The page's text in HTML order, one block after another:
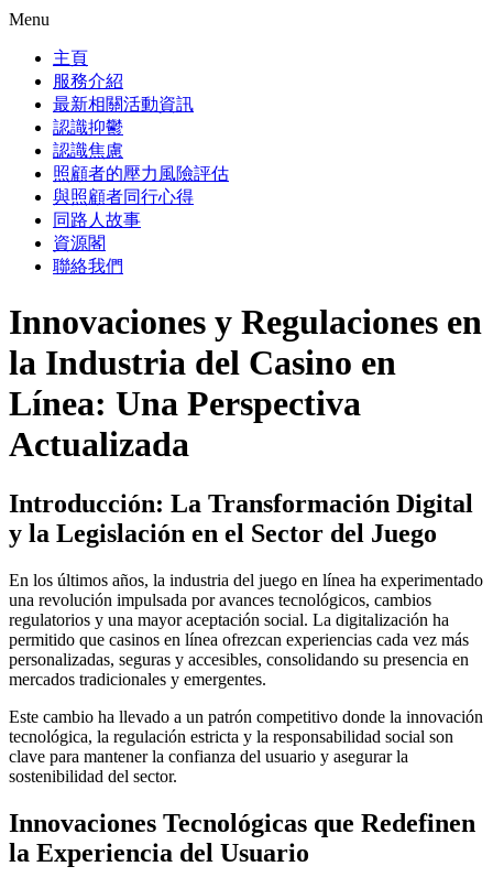
Menu
主頁
服務介紹
最新相關活動資訊
認識抑鬱
認識焦慮
照顧者的壓力風險評估
與照顧者同行心得
同路人故事
資源閣
聯絡我們
Innovaciones y Regulaciones en
la Industria del Casino en
Línea: Una Perspectiva
Actualizada
Introducción: La Transformación Digital
y la Legislación en el Sector del Juego
En los últimos años, la industria del juego en línea ha experimentado
una revolución impulsada por avances tecnológicos, cambios
regulatorios y una mayor aceptación social. La digitalización ha
permitido que casinos en línea ofrezcan experiencias cada vez más
personalizadas, seguras y accesibles, consolidando su presencia en
mercados tradicionales y emergentes.
Este cambio ha llevado a un patrón competitivo donde la innovación
tecnológica, la regulación estricta y la responsabilidad social son
clave para mantener la confianza del usuario y asegurar la
sostenibilidad del sector.
Innovaciones Tecnológicas que Redefinen
la Experiencia del Usuario